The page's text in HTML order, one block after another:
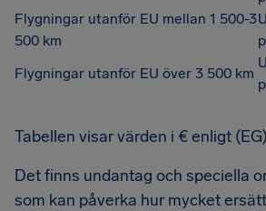
Flygningar utanför EU mellan 1 500-3
500 km
Flygningar utanför EU över 3 500 km
Tabellen visar värden i € enligt
Det finns undantag och speciella
som kan påverka hur mycket